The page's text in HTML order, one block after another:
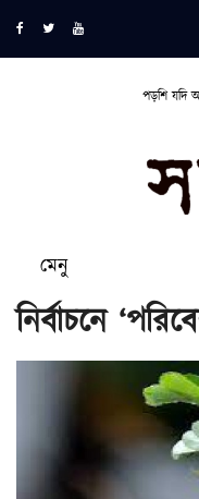
পড়শি যদি
মেনু
নির্বাচনে